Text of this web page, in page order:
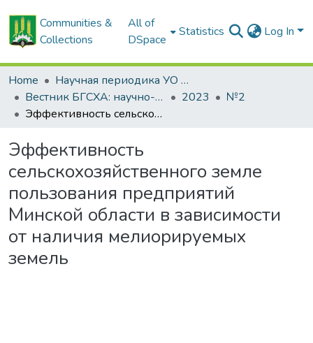
Communities &
Collections
All of
DSpace
Statistics Log In
Home
Научная периодика УО БГСХА
Вестник БГСХА: научно-методический журнал Белорусской государственной сельскохозяйственной академии
2023
№2
Эффективность сельскохозяйственного земле пользования предприятий Минской области в зависимости от наличия мелиорируемых земель
Эффективность
сельскохозяйственного земле
пользования предприятий
Минской области в зависимости
от наличия мелиорируемых
земель